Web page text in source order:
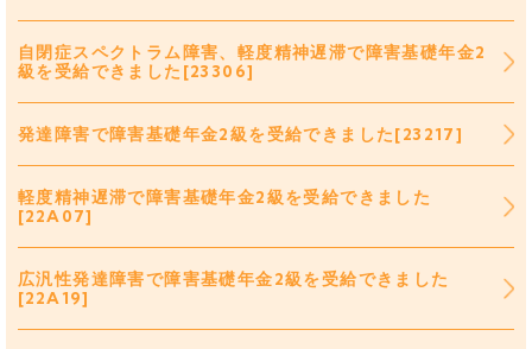
自閉症スペクトラム障害、軽度精神遅滞で障害基礎年金2
級を受給できました[23306]
発達障害で障害基礎年金2級を受給できました[23217]
軽度精神遅滞で障害基礎年金2級を受給できました
[22A07]
広汎性発達障害で障害基礎年金2級を受給できました
[22A19]